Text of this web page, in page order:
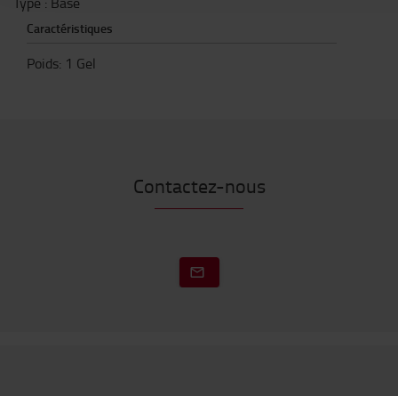
Caractéristiques
Poids: 1 Gel
Contactez-nous